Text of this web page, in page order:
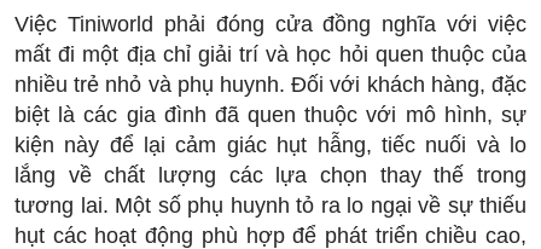
Việc Tiniworld phải đóng cửa đồng nghĩa với việc
mất đi một địa chỉ giải trí và học hỏi quen thuộc của
nhiều trẻ nhỏ và phụ huynh. Đối với khách hàng, đặc
biệt là các gia đình đã quen thuộc với mô hình, sự
kiện này để lại cảm giác hụt hẫng, tiếc nuối và lo
lắng về chất lượng các lựa chọn thay thế trong
tương lai. Một số phụ huynh tỏ ra lo ngại về sự thiếu
hụt các hoạt động phù hợp để phát triển chiều cao,